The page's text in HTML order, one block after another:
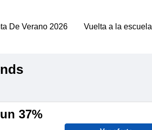
De Verano 2026 Vuelta a la escuela
37%